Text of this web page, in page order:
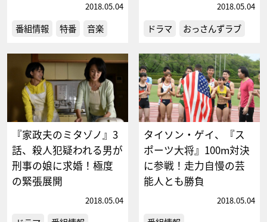
2018.05.04
番組情報 特番 音楽
2018.05.04
ドラマ おっさんずラブ
『家政夫のミタゾノ』3
話、殺人犯疑われる男が
刑事の娘に求婚！極度
の緊張展開
2018.05.04
タイソン・ゲイ、『ス
ポーツ大将』100m対決
に参戦！走力自慢の芸
能人とも勝負
2018.05.04